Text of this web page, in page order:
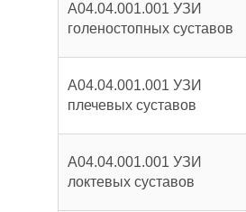
A04.04.001.001 УЗИ
голеностопных суставов
A04.04.001.001 УЗИ
плечевых суставов
A04.04.001.001 УЗИ
локтевых суставов